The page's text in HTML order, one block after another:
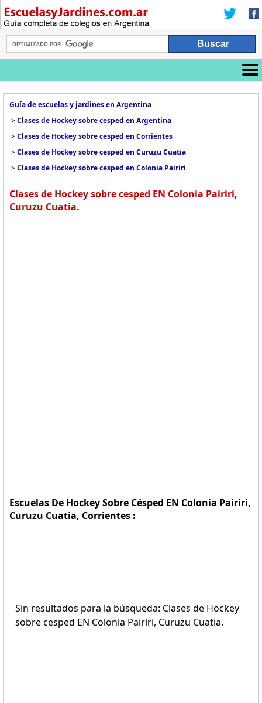
Guía de escuelas y jardines en Argentina
>Clases de Hockey sobre cesped en Argentina
>Clases de Hockey sobre cesped en Corrientes
>Clases de Hockey sobre cesped en Curuzu Cuatia
>Clases de Hockey sobre cesped en Colonia Pairiri
Clases de Hockey sobre cesped EN Colonia Pairiri,
Curuzu Cuatia.
Escuelas De Hockey Sobre Césped EN Colonia Pairiri,
Curuzu Cuatia, Corrientes :
Sin resultados para la búsqueda: Clases de Hockey
sobre cesped EN Colonia Pairiri, Curuzu Cuatia.